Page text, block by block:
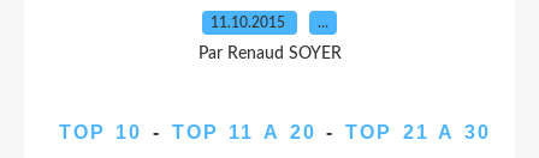
11.10.2015 …
Par Renaud SOYER
TOP 10 - TOP 11 A 20 -TOP 21 A 30